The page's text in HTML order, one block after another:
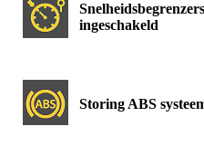
ingeschakeld
Storing ABS